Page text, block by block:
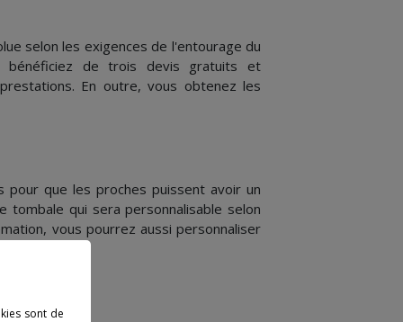
selon les exigences de l'entourage du
bénéficiez de trois devis gratuits et
En outre, vous obtenez les
pour que les proches puissent avoir un
tombale qui sera personnalisable selon
vous pourrez aussi personnaliser
sont de